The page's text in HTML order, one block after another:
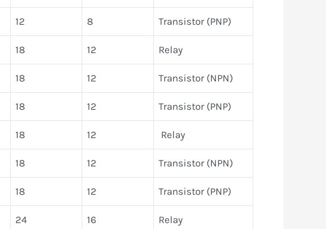
12 8 Transistor (PNP)
18 12 Relay
18 12 Transistor (NPN)
18 12 Transistor (PNP)
18 12 Relay
18 12 Transistor (NPN)
18 12 Transistor (PNP)
24 16 Relay